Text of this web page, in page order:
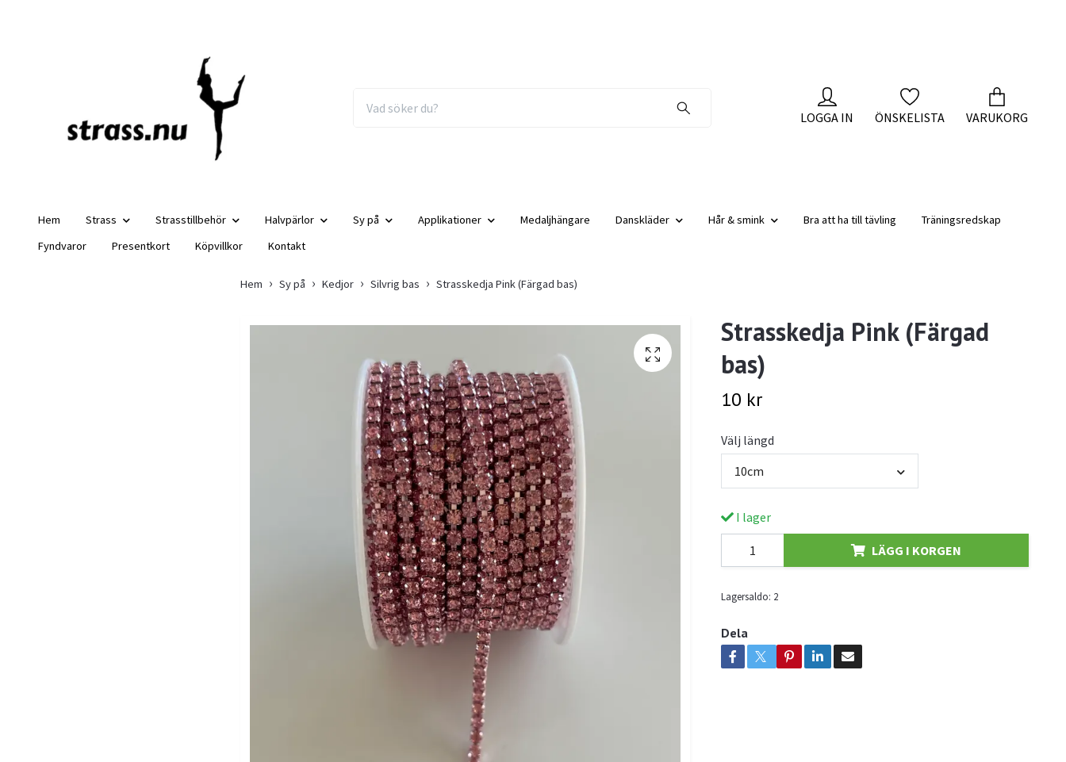
LOGGA IN ÖNSKELISTA VARUKORG
Hem Strass Strasstillbehör Halvpärlor Sy på Applikationer Medaljhängare Danskläder Hår & smink Bra att ha till tävling
Träningsredskap
Fyndvaror
Presentkort Köpvillkor Kontakt
Hem Sy på Kedjor Silvrig bas Strasskedja Pink (Färgad bas)
Strasskedja Pink (Färgad
bas)
10 kr
Välj längd
10cm
I lager
LÄGG I KORGEN
Lagersaldo: 2
Dela